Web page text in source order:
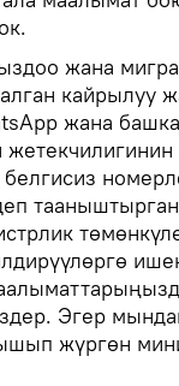
жана
кайрылуу
жана
белгисиз
Эгер
жүргөн